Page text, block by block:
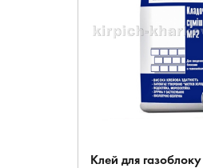
Клей для